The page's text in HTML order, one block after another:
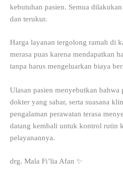
kebutuhan pasien. Semua
dan terukur.
Harga layanan tergolong ramah di
merasa puas karena mendapatkan
tanpa harus mengeluarkan biaya
Ulasan pasien menyebutkan bahwa
dokter yang sabar, serta suasana
pengalaman perawatan terasa
datang kembali untuk kontrol rutin
pelayanannya.
drg. Mala Fi’lia Afan ✨